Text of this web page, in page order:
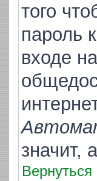
того
пароль
входе
значит,
Вернуться